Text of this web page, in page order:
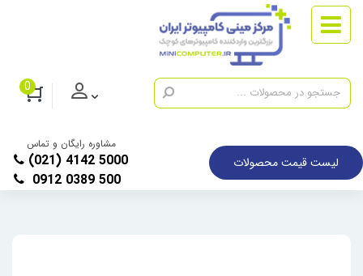
0
لیست قیمت محصولات
مشاوره رایگان و تماس
(021) 4142 5000
0912 0389 500